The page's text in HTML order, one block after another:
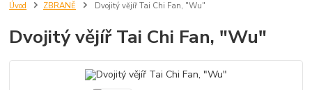
Úvod ZBRANĚ Dvojitý vějíř Tai Chi Fan, "Wu"
Dvojitý vějíř Tai Chi Fan, "Wu"